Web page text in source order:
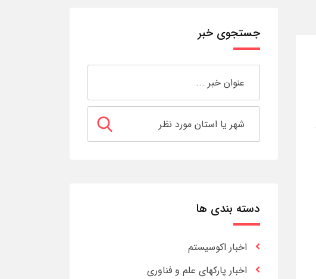
جستجوی خبر
دسته بندی ها
اخبار اکوسیستم
اخبار پارکهای علم و فناوری